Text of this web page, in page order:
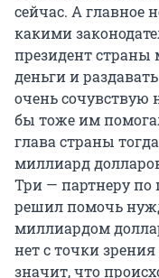
сейчас. А главное
какими
президент страны
деньги и
очень
бы тоже им
глава страны
миллиард
Три — партнеру
решил помочь
миллиардом
нет с точки
значит, что